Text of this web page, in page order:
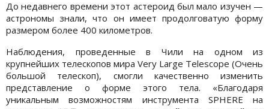
До недавнего времени этот астероид был мало изучен —
астрономы знали, что он имеет продолговатую форму
размером более 400 километров.
Наблюдения, проведенные в Чили на одном из
крупнейших телескопов мира Very Large Telescope (Очень
большой телескоп), смогли качественно изменить
представление о форме этого тела. «Благодаря
уникальным возможностям инструмента SPHERE на